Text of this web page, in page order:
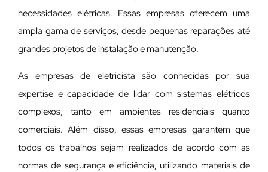
necessidades elétricas. Essas empresas oferecem uma
ampla gama de serviços, desde pequenas reparações até
grandes projetos de instalação e manutenção.
As empresas de eletricista são conhecidas por sua
expertise e capacidade de lidar com sistemas elétricos
complexos, tanto em ambientes residenciais quanto
comerciais. Além disso, essas empresas garantem que
todos os trabalhos sejam realizados de acordo com as
normas de segurança e eficiência, utilizando materiais de